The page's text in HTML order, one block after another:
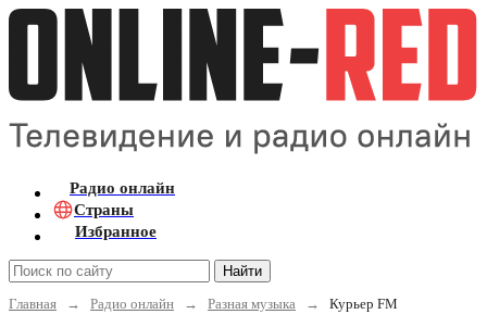
Радио онлайн
Страны
Избранное
Найти
Главная
→ Радио онлайн → Разная музыка → Курьер FM